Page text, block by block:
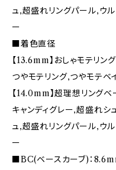
ュ,超盛れリングパール,ウ
ー
■着色直径
【13.6mm】おしゃモテリン
つやモテリング,つやモテベ
【14.0mm】超理想リング
キャンディグレー,超盛れ
ュ,超盛れリングパール,ウ
ー
■BC(ベースカーブ)：